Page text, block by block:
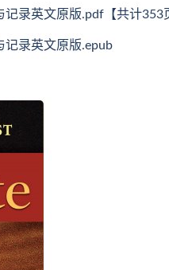
录英文原版.pdf【共计353
记录英文原版.epub